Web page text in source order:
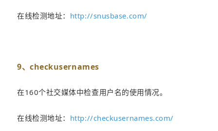
在线检测地址： http://snusbase.com/
9、checkusernames
在160个社交媒体中检查用户名的使用情况。
在线检测地址： http://checkusernames.com/